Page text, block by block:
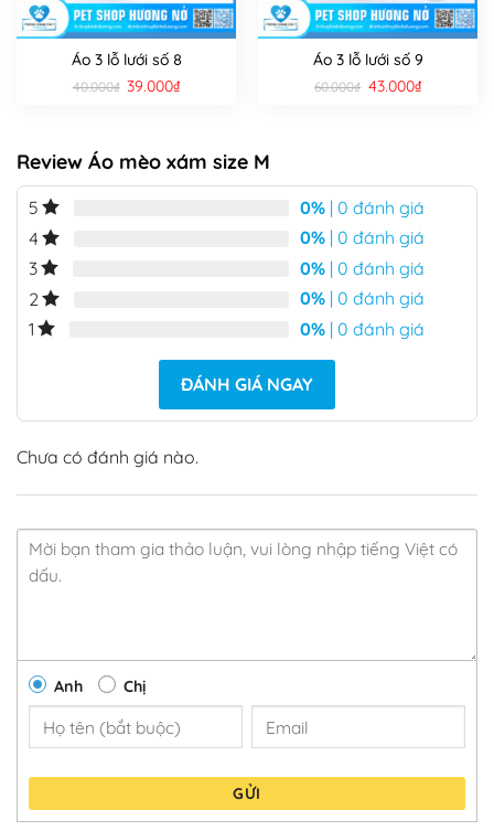
Áo 3 lỗ lưới số 8
40.000₫ Giá
gốc
39.000₫Giá
hiện
Áo 3 lỗ lưới số 9
60.000₫ Giá
gốc
43.000₫Giá
hiện
Review Áo mèo xám size M
5 0% | 0 đánh giá
4
0% | 0 đánh giá
3
0% | 0 đánh giá
2
0% | 0 đánh giá
1
0% | 0 đánh giá
ĐÁNH GIÁ NGAY
Chưa có đánh giá nào.
Anh Chị
GỬI